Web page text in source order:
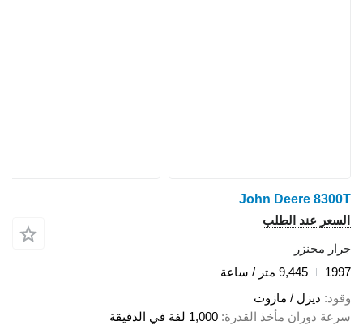
John Deere 8300T
السعر عند الطلب
جرار مجنزر
1997
9,445 متر / ساعة
وقود ديزل / مازوت
سرعة دوران مأخذ القدرة 1,000 لفة في الدقيقة